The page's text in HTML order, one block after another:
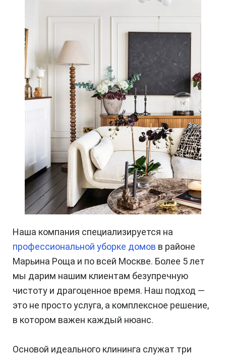
Наша компания специализируется на
профессиональной уборке домов в районе
Марьина Роща и по всей Москве. Более 5 лет
мы дарим нашим клиентам безупречную
чистоту и драгоценное время. Наш подход —
это не просто услуга, а комплексное решение,
в котором важен каждый нюанс.
Основой идеального клининга служат три